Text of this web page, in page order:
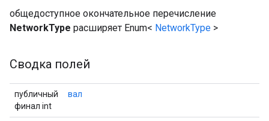
общедоступное окончательное перечисление
NetworkType расширяет Enum< NetworkType >
Сводка полей
публичный
финал int
вал